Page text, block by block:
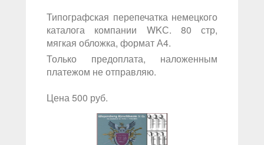
Типографская перепечатка немецкого
каталога компании WKС. 80 стр,
мягкая обложка, формат А4.
Только предоплата, наложенным
платежом не отправляю.
Цена 500 руб.